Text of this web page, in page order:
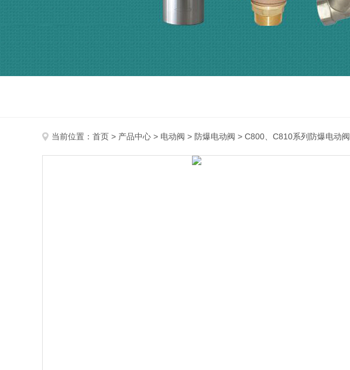
当前位置： 首页 > 产品中心 > 电动阀 > 防爆电动阀 > C800、C810系列防爆电动阀